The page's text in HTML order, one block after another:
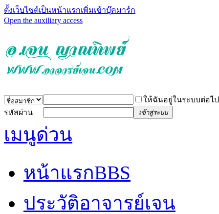
ตั้งเว็บไซต์เป็นหน้าแรกเพิ่มเข้าบุ๊คมาร์ก
Open the auxiliary access
ให้ฉันอยู่ในระบบต่อไป
รหัสผ่าน
เข้าสู่ระบบ
เมนูด่วน
หน้าแรกBBS
ประวัติอาจารย์เจน